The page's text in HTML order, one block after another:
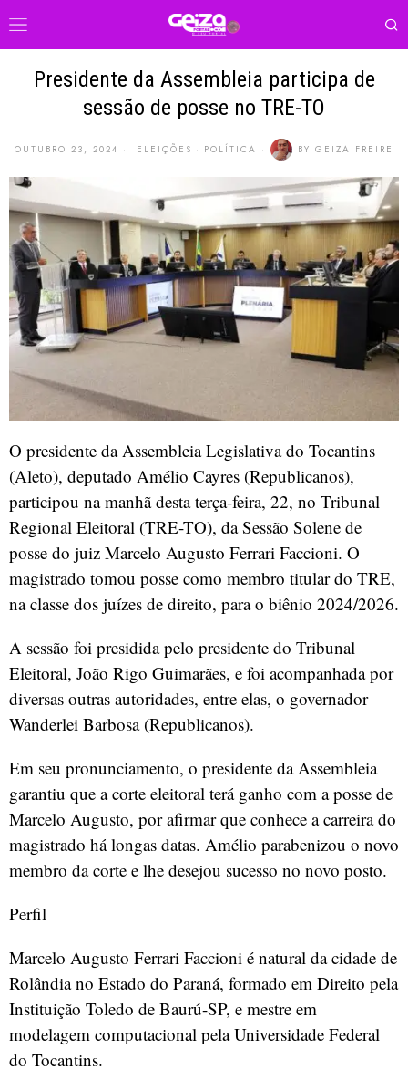
Presidente da Assembleia participa de
sessão de posse no TRE-TO
OUTUBRO 23, 2024 ELEIÇÕES · POLÍTICA BY GEIZA FREIRE
O presidente da Assembleia Legislativa do Tocantins
(Aleto), deputado Amélio Cayres (Republicanos),
participou na manhã desta terça-feira, 22, no Tribunal
Regional Eleitoral (TRE-TO), da Sessão Solene de
posse do juiz Marcelo Augusto Ferrari Faccioni. O
magistrado tomou posse como membro titular do TRE,
na classe dos juízes de direito, para o biênio 2024/2026.
A sessão foi presidida pelo presidente do Tribunal
Eleitoral, João Rigo Guimarães, e foi acompanhada por
diversas outras autoridades, entre elas, o governador
Wanderlei Barbosa (Republicanos).
Em seu pronunciamento, o presidente da Assembleia
garantiu que a corte eleitoral terá ganho com a posse de
Marcelo Augusto, por afirmar que conhece a carreira do
magistrado há longas datas. Amélio parabenizou o novo
membro da corte e lhe desejou sucesso no novo posto.
Perfil
Marcelo Augusto Ferrari Faccioni é natural da cidade de
Rolândia no Estado do Paraná, formado em Direito pela
Instituição Toledo de Baurú-SP, e mestre em
modelagem computacional pela Universidade Federal
do Tocantins.